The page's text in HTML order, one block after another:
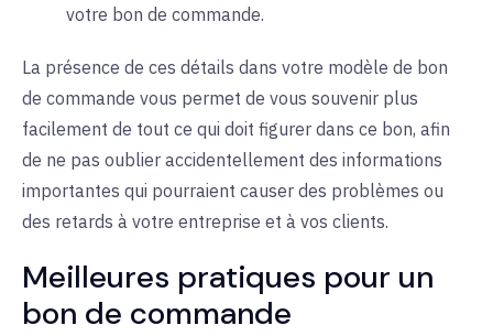
votre bon de commande.
La présence de ces détails dans votre modèle de bon
de commande vous permet de vous souvenir plus
facilement de tout ce qui doit figurer dans ce bon, afin
de ne pas oublier accidentellement des informations
importantes qui pourraient causer des problèmes ou
des retards à votre entreprise et à vos clients.
Meilleures pratiques pour un
bon de commande